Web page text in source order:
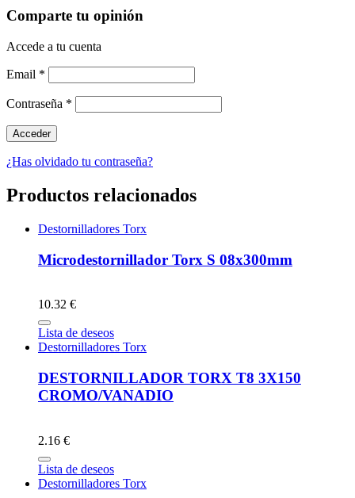
Comparte tu opinión
Accede a tu cuenta
Email *
Contraseña *
¿Has olvidado tu contraseña?
Productos relacionados
Destornilladores Torx
Microdestornillador Torx S 08x300mm
10.32 €
Lista de deseos
Destornilladores Torx
DESTORNILLADOR TORX T8 3X150
CROMO/VANADIO
2.16 €
Lista de deseos
Destornilladores Torx